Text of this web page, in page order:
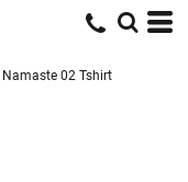
Namaste 02 Tshirt